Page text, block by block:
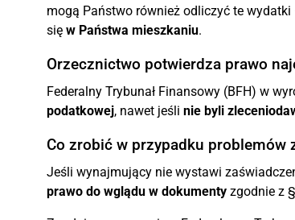
mogą Państwo również odliczyć te wydatki
się w Państwa mieszkaniu.
Orzecznictwo potwierdza prawo
Federalny Trybunał Finansowy (BFH) w
podatkowej, nawet jeśli nie byli
Co zrobić w przypadku problemów
Jeśli wynajmujący nie wystawi
prawo do wglądu w dokumenty zgodnie z